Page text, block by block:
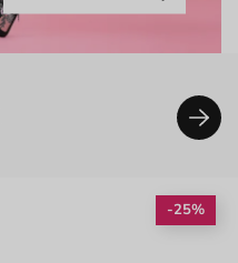
-25%